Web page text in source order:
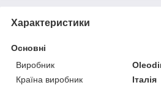
Характеристики
Основні
Виробник
Країна виробник
Італія